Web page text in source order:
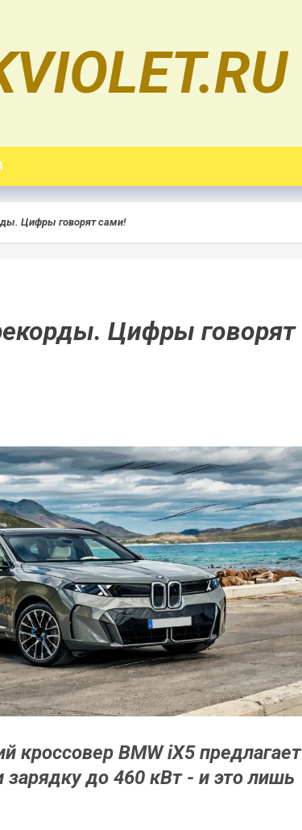
Цифры говорят сами!
Цифры говорят
кроссовер BMW iX5 предлагает
зарядку до 460 кВт - и это лишь